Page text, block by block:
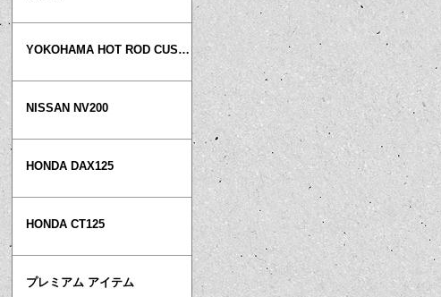
YOKOHAMA HOT ROD CUSTOM SHOW
NISSAN NV200
HONDA DAX125
HONDA CT125
プレミアム アイテム